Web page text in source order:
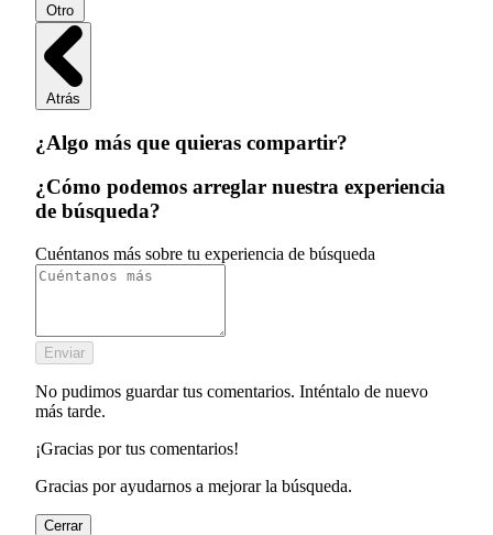
Otro
Atrás
¿Algo más que quieras compartir?
¿Cómo podemos arreglar nuestra experiencia
de búsqueda?
Cuéntanos más sobre tu experiencia de búsqueda
Enviar
No pudimos guardar tus comentarios. Inténtalo de nuevo
más tarde.
¡Gracias por tus comentarios!
Gracias por ayudarnos a mejorar la búsqueda.
Cerrar